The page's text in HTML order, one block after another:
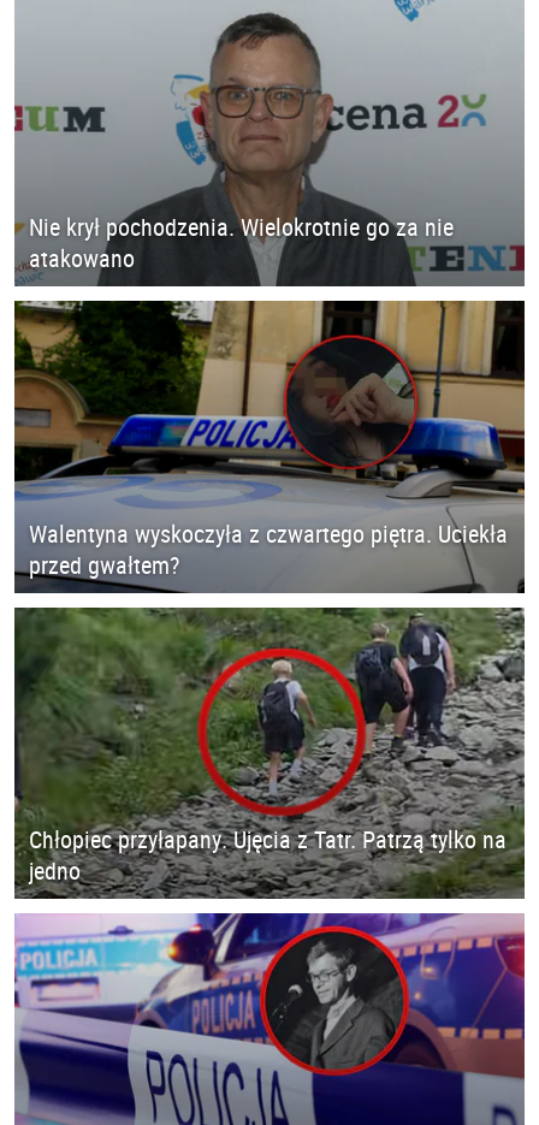
Nie krył pochodzenia. Wielokrotnie go za nie
atakowano
Walentyna wyskoczyła z czwartego piętra. Uciekła
przed gwałtem?
Chłopiec przyłapany. Ujęcia z Tatr. Patrzą tylko na
jedno